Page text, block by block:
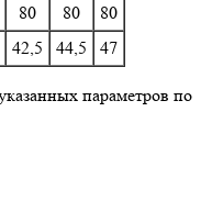
80 80
80
42,5 44,5 47
параметров по